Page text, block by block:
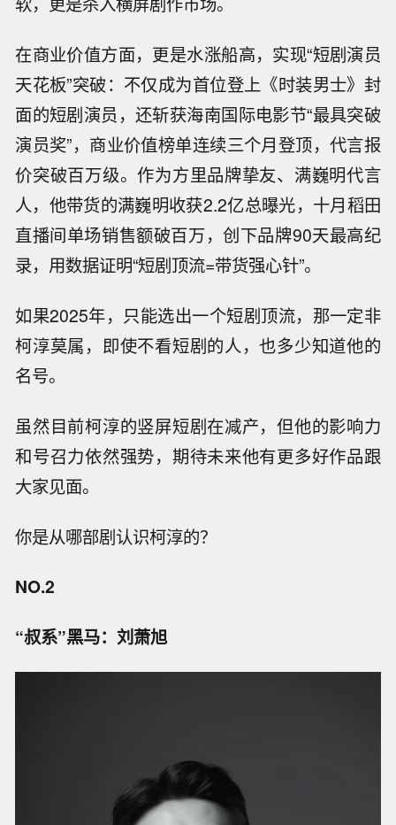
在商业价值方面，更是水涨船高，实现“短剧演员
天花板”突破：不仅成为首位登上《时装男士》封
面的短剧演员，还斩获海南国际电影节“最具突破
演员奖”，商业价值榜单连续三个月登顶，代言报
价突破百万级。作为方里品牌挚友、满巍明代言
人，他带货的满巍明收获2.2亿总曝光，十月稻田
直播间单场销售额破百万，创下品牌90天最高纪
录，用数据证明“短剧顶流=带货强心针”。
如果2025年，只能选出一个短剧顶流，那一定非
柯淳莫属，即使不看短剧的人，也多少知道他的
名号。
虽然目前柯淳的竖屏短剧在减产，但他的影响力
和号召力依然强势，期待未来他有更多好作品跟
大家见面。
你是从哪部剧认识柯淳的？
NO.2
“叔系”黑马：刘萧旭